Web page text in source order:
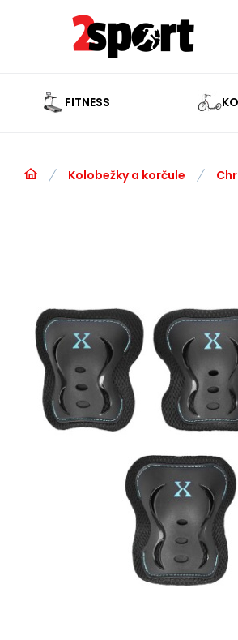
FITNESS
Kolobežky a korčule